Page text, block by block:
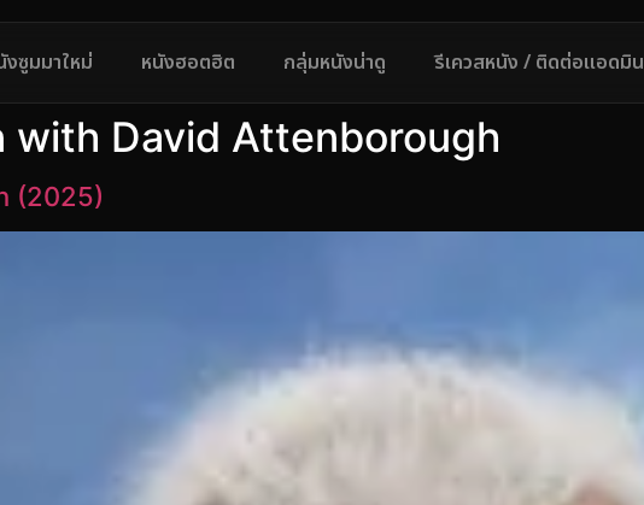
งซูมมาใหม่ หนังฮอตฮิต กลุ่มหนังน่าดู รีเควสหนัง / ติดต่อแอดมิน
with David Attenborough
(2025)